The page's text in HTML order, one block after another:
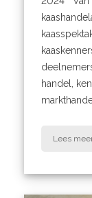
handel,
Lees